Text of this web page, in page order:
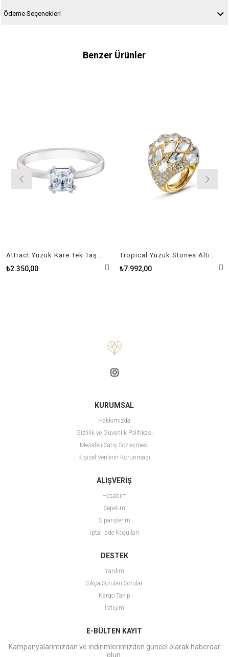
Ödeme Seçenekleri
Benzer Ürünler
Attract:Yüzük Kare Tek Taş Beyaz, Rodyum Kaplama
₺2.350,00
Tropical Yüzük Stones Altın Kaplama 50-52 beden
₺7.992,00
KURUMSAL
Hakkımızda
Gizlilik ve Güvenlik Politikası
Mesafeli Satış Sözleşmesi
Kişisel Verilerin Korunması
ALIŞVERİŞ
Hesabım
Sepetim
Siparişlerim
İptal İade Koşulları
DESTEK
Yardım
Sıkça Sorulan Sorular
Kargo Takip
İletişim
E-BÜLTEN KAYIT
Kampanyalarımızdan ve indirimlerimizden güncel olarak haberdar
olun.